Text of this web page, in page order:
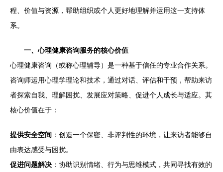
程、价值与资源，帮助组织或个人更好地理解并运用这一支持体
系。
一、心理健康咨询服务的核心价值
心理健康咨询（或称心理辅导）是一种基于信任的专业合作关系。
咨询师运用心理学理论和技术，通过对话、评估和干预，帮助来访
者探索自我、理解困扰、发展应对策略、促进个人成长与适应。其
核心价值在于：
提供安全空间 ：创造一个保密、非评判性的环境，让来访者能够自
由表达感受与困扰。
促进问题解决 ：协助识别情绪、行为与思维模式，共同寻找有效的